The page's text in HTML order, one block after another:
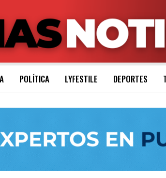
POLÍTICA LYFESTILE DEPORTES